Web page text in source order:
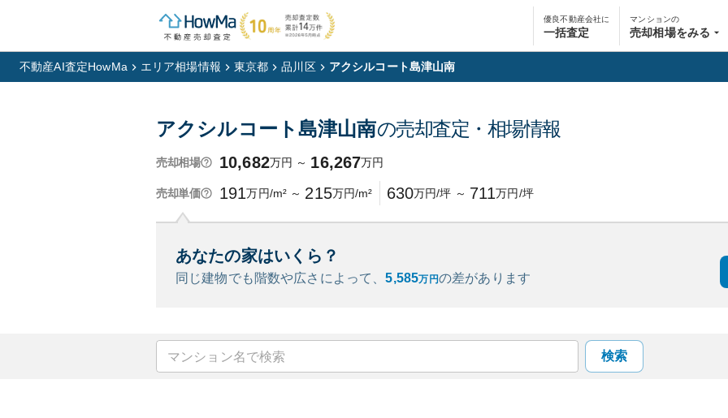
優良不動産会社に
一括査定
マンションの
売却相場をみる
不動産AI査定HowMa エリア相場情報 東京都 品川区 アクシルコート島津山南
アクシルコート島津山南の売却査定・相場情報
売却相場 10,682万円 ～ 16,267万円
売却単価 191万円/m² ～ 215万円/m² 630万円/坪 ～ 711万円/坪
あなたの家はいくら？
同じ建物でも階数や広さによって、5,585万円の差があります
検索